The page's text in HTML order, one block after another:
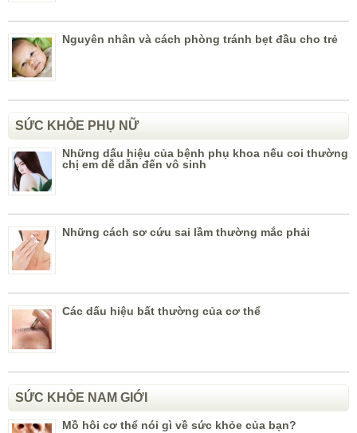
Nguyên nhân và cách phòng tránh bẹt đầu cho trẻ
SỨC KHỎE PHỤ NỮ
Những dấu hiệu của bệnh phụ khoa nếu coi thường
chị em dễ dẫn đến vô sinh
Những cách sơ cứu sai lầm thường mắc phải
Các dấu hiệu bất thường của cơ thể
SỨC KHỎE NAM GIỚI
Mồ hôi cơ thể nói gì về sức khỏe của bạn?